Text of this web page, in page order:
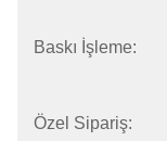
Baskı İşleme:
Özel Sipariş: